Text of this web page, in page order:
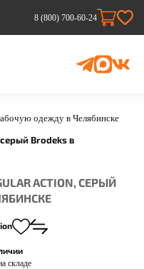
8 (800) 700-60-24
одежду в Челябинске
Brodeks в
ACTION, СЕРЫЙ
складе